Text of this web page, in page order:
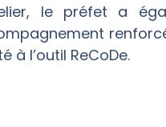
le préfet a
l’outil ReCoDe.